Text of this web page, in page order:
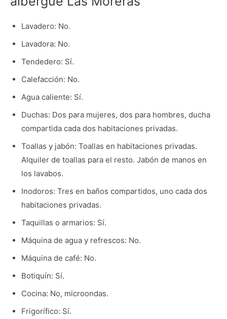
Lavadero: No.
Lavadora: No.
Tendedero: Sí.
Calefacción: No.
Agua caliente: Sí.
Duchas: Dos para mujeres, dos para hombres, ducha
compartida cada dos habitaciones privadas.
Toallas y jabón: Toallas en habitaciones privadas.
Alquiler de toallas para el resto. Jabón de manos en
los lavabos.
Inodoros: Tres en baños compartidos, uno cada dos
habitaciones privadas.
Taquillas o armarios: Sí.
Máquina de agua y refrescos: No.
Máquina de café: No.
Botiquín: Sí.
Cocina: No, microondas.
Frigorífico: Sí.